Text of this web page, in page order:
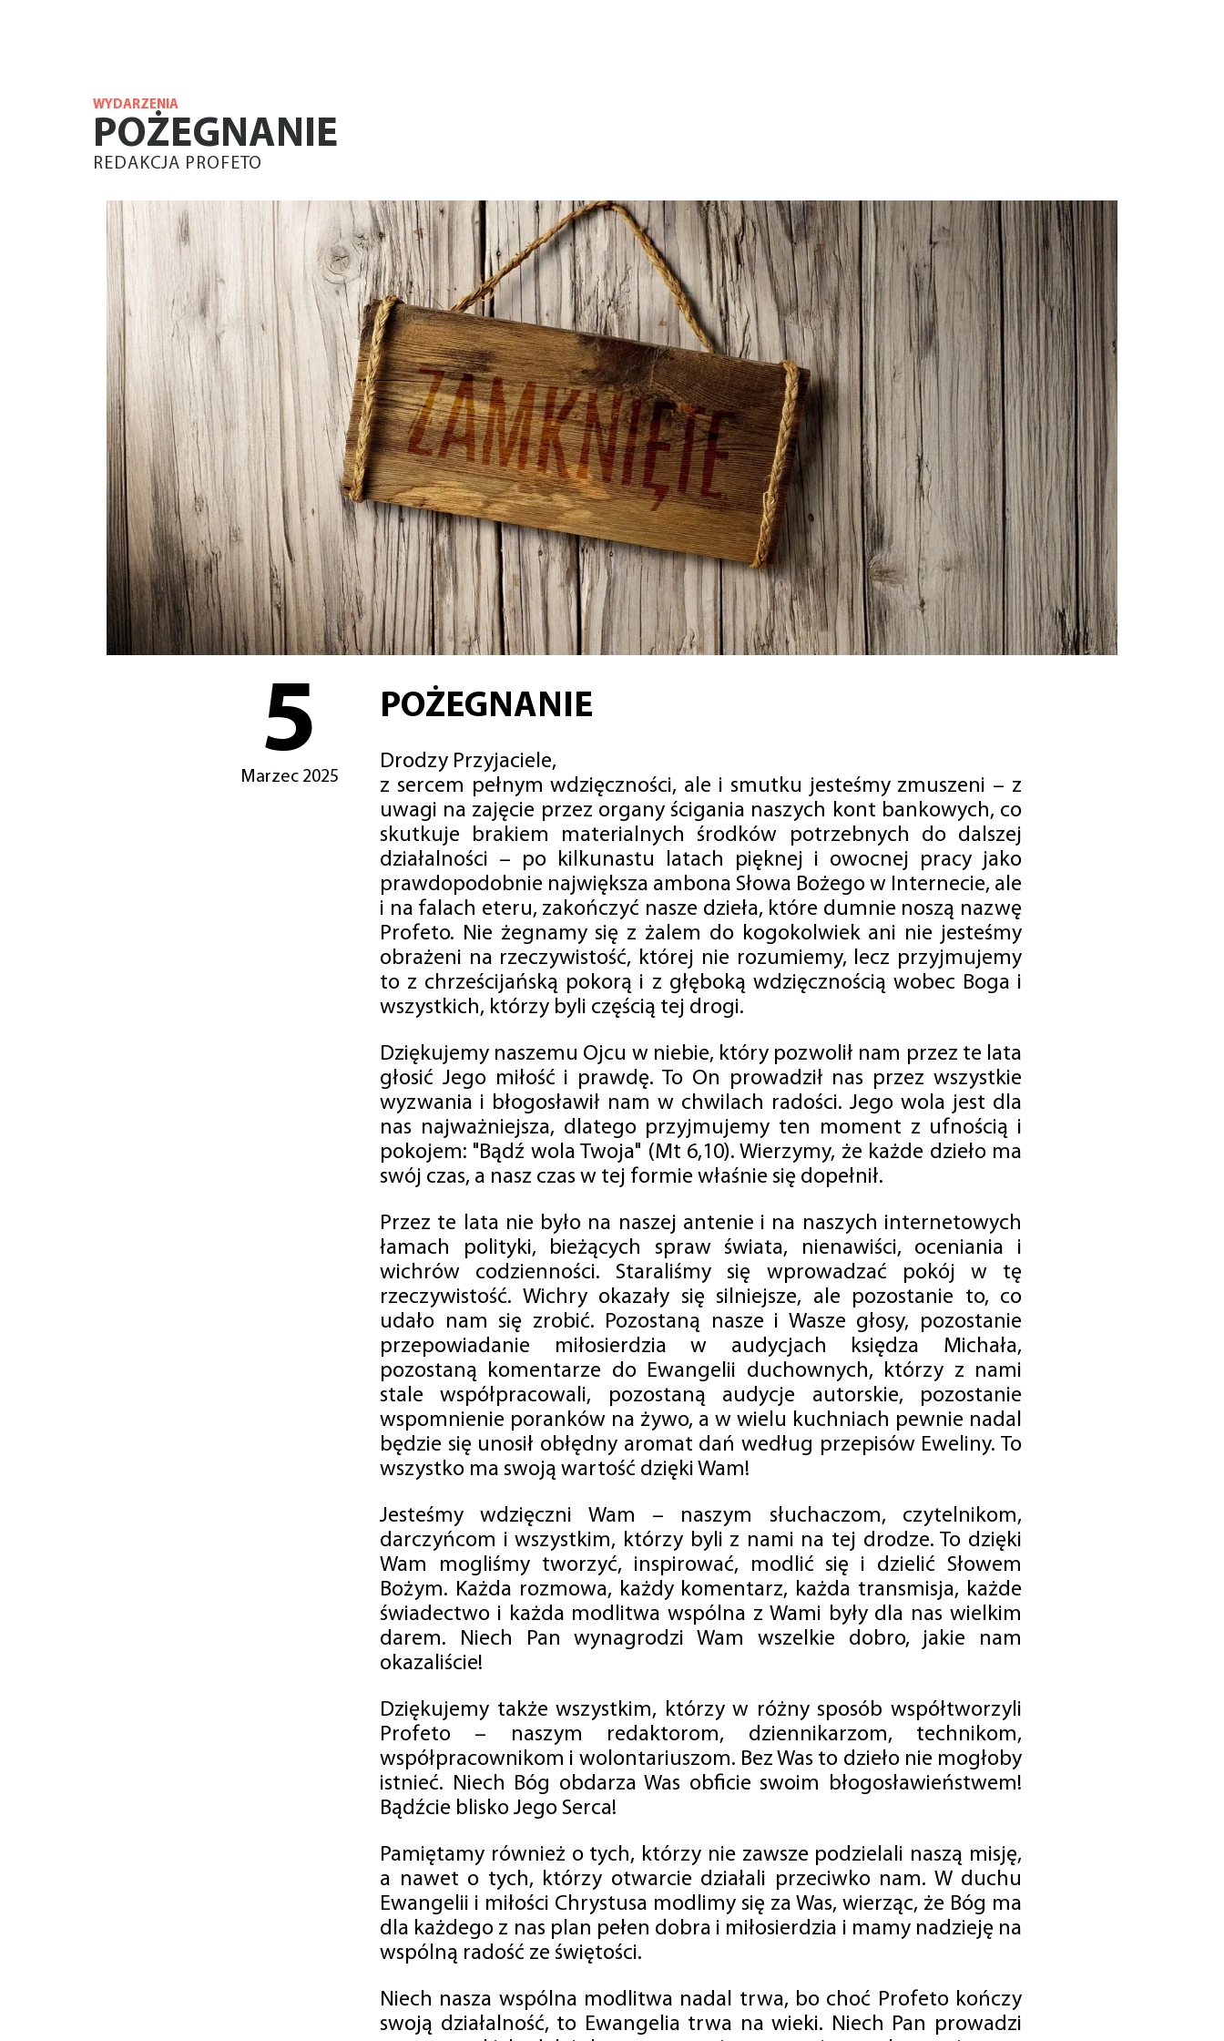
WYDARZENIA
POŻEGNANIE
REDAKCJA PROFETO
5
Marzec 2025
POŻEGNANIE
Drodzy Przyjaciele,
z sercem pełnym wdzięczności, ale i smutku jesteśmy zmuszeni – z
uwagi na zajęcie przez organy ścigania naszych kont bankowych, co
skutkuje brakiem materialnych środków potrzebnych do dalszej
działalności – po kilkunastu latach pięknej i owocnej pracy jako
prawdopodobnie największa ambona Słowa Bożego w Internecie, ale
i na falach eteru, zakończyć nasze dzieła, które dumnie noszą nazwę
Profeto. Nie żegnamy się z żalem do kogokolwiek ani nie jesteśmy
obrażeni na rzeczywistość, której nie rozumiemy, lecz przyjmujemy
to z chrześcijańską pokorą i z głęboką wdzięcznością wobec Boga i
wszystkich, którzy byli częścią tej drogi.
Dziękujemy naszemu Ojcu w niebie, który pozwolił nam przez te lata
głosić Jego miłość i prawdę. To On prowadził nas przez wszystkie
wyzwania i błogosławił nam w chwilach radości. Jego wola jest dla
nas najważniejsza, dlatego przyjmujemy ten moment z ufnością i
pokojem: "Bądź wola Twoja" (Mt 6,10). Wierzymy, że każde dzieło ma
swój czas, a nasz czas w tej formie właśnie się dopełnił.
Przez te lata nie było na naszej antenie i na naszych internetowych
łamach polityki, bieżących spraw świata, nienawiści, oceniania i
wichrów codzienności. Staraliśmy się wprowadzać pokój w tę
rzeczywistość. Wichry okazały się silniejsze, ale pozostanie to, co
udało nam się zrobić. Pozostaną nasze i Wasze głosy, pozostanie
przepowiadanie miłosierdzia w audycjach księdza Michała,
pozostaną komentarze do Ewangelii duchownych, którzy z nami
stale współpracowali, pozostaną audycje autorskie, pozostanie
wspomnienie poranków na żywo, a w wielu kuchniach pewnie nadal
będzie się unosił obłędny aromat dań według przepisów Eweliny. To
wszystko ma swoją wartość dzięki Wam!
Jesteśmy wdzięczni Wam – naszym słuchaczom, czytelnikom,
darczyńcom i wszystkim, którzy byli z nami na tej drodze. To dzięki
Wam mogliśmy tworzyć, inspirować, modlić się i dzielić Słowem
Bożym. Każda rozmowa, każdy komentarz, każda transmisja, każde
świadectwo i każda modlitwa wspólna z Wami były dla nas wielkim
darem. Niech Pan wynagrodzi Wam wszelkie dobro, jakie nam
okazaliście!
Dziękujemy także wszystkim, którzy w różny sposób współtworzyli
Profeto – naszym redaktorom, dziennikarzom, technikom,
współpracownikom i wolontariuszom. Bez Was to dzieło nie mogłoby
istnieć. Niech Bóg obdarza Was obficie swoim błogosławieństwem!
Bądźcie blisko Jego Serca!
Pamiętamy również o tych, którzy nie zawsze podzielali naszą misję,
a nawet o tych, którzy otwarcie działali przeciwko nam. W duchu
Ewangelii i miłości Chrystusa modlimy się za Was, wierząc, że Bóg ma
dla każdego z nas plan pełen dobra i miłosierdzia i mamy nadzieję na
wspólną radość ze świętości.
Niech nasza wspólna modlitwa nadal trwa, bo choć Profeto kończy
swoją działalność, to Ewangelia trwa na wieki. Niech Pan prowadzi